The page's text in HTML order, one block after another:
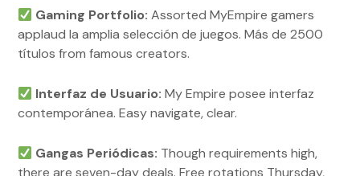
Gaming Portfolio: Assorted MyEmpire gamers
applaud la amplia selección de juegos. Más de 2500
títulos from famous creators.
Interfaz de Usuario: My Empire posee interfaz
contemporánea. Easy navigate, clear.
Gangas Periódicas: Though requirements high,
there are seven-day deals. Free rotations Thursday,